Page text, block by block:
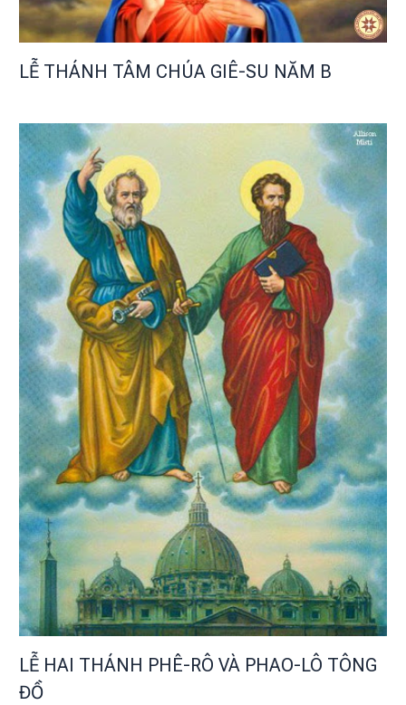
LỄ THÁNH TÂM CHÚA GIÊ-SU NĂM B
LỄ HAI THÁNH PHÊ-RÔ VÀ PHAO-LÔ TÔNG
ĐỒ